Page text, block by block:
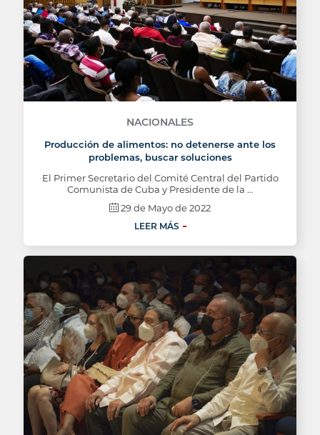
NACIONALES
Producción de alimentos: no detenerse ante los
problemas, buscar soluciones
El Primer Secretario del Comité Central del Partido
Comunista de Cuba y Presidente de la …
29 de Mayo de 2022
LEER MÁS